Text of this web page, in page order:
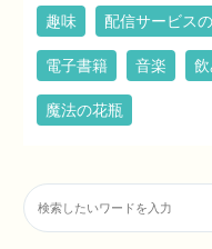
趣味 配信サービス
電子書籍 音楽
魔法の花瓶